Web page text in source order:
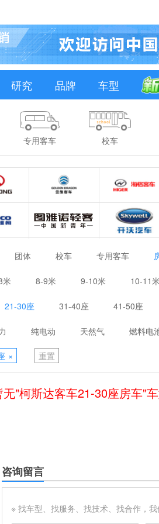
研究 品牌 车型
专用客车 校车
团体 校车 专用客车
米 8-9米 9-10米 10-11米
21-30座 31-40座 41-50座
纯电动 天然气 燃料电
× 重置
无"柯斯达客车21-30座房车"
咨询留言
※ 找车型、找服务、找技术、找合作，我